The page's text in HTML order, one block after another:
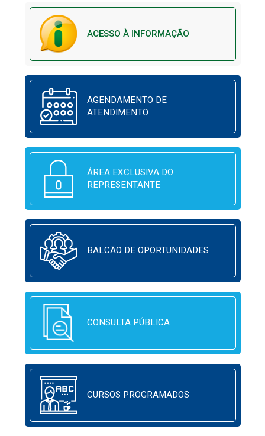
ACESSO À INFORMAÇÃO
AGENDAMENTO DE
ATENDIMENTO
ÁREA EXCLUSIVA DO
REPRESENTANTE
BALCÃO DE OPORTUNIDADES
CONSULTA PÚBLICA
CURSOS PROGRAMADOS